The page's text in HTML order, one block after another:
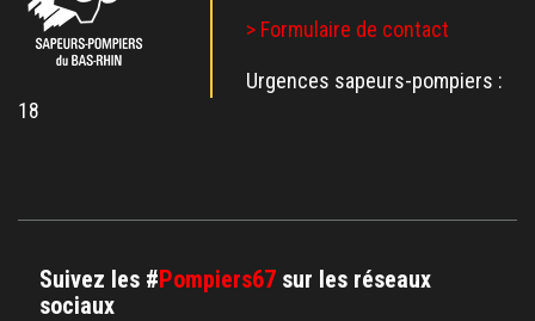
> Formulaire de contact
Urgences sapeurs-pompiers :
18
Suivez les #Pompiers67 sur les réseaux
sociaux